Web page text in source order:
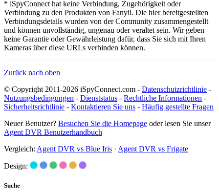
* iSpyConnect hat keine Verbindung, Zugehörigkeit oder
Verbindung zu den Produkten von Fanyii. Die hier bereitgestellten
Verbindungsdetails wurden von der Community zusammengestellt
und können unvollständig, ungenau oder veraltet sein. Wir geben
keine Garantie oder Gewährleistung dafür, dass Sie sich mit Ihren
Kameras über diese URLs verbinden können.
Zurück nach oben
© Copyright 2011-2026 iSpyConnect.com - Datenschutzrichtlinie -
Nutzungsbedingungen - Dienststatus - Rechtliche Informationen -
Sicherheitsrichtlinie - Kontaktieren Sie uns - Häufig gestellte Fragen
Neuer Benutzer? Besuchen Sie die Homepage oder lesen Sie unser
Agent DVR Benutzerhandbuch
Vergleich: Agent DVR vs Blue Iris · Agent DVR vs Frigate
Design:
Suche